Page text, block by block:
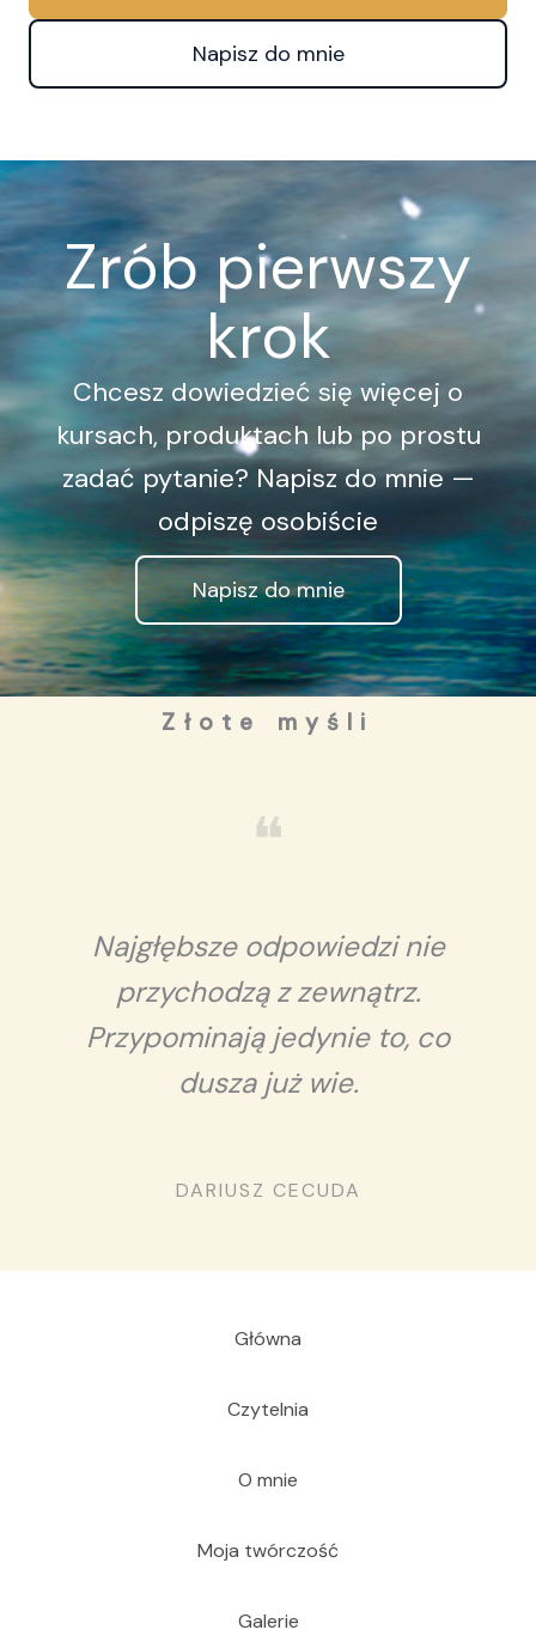
Napisz do mnie
Zrób pierwszy
krok
Chcesz dowiedzieć się więcej o
kursach, produktach lub po prostu
zadać pytanie? Napisz do mnie —
odpiszę osobiście
Napisz do mnie
Złote myśli
❝
Najgłębsze odpowiedzi nie
przychodzą z zewnątrz.
Przypominają jedynie to, co
dusza już wie.
DARIUSZ CECUDA
Główna
Czytelnia
O mnie
Moja twórczość
Galerie